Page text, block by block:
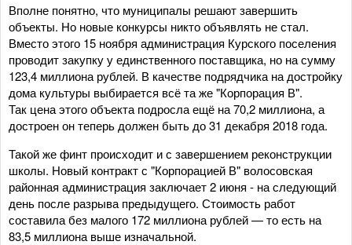
Вполне понятно, что муниципалы решают завершить
объекты. Но новые конкурсы никто объявлять не стал.
Вместо этого 15 ноября администрация Курского поселения
проводит закупку у единственного поставщика, но на сумму
123,4 миллиона рублей. В качестве подрядчика на достройку
дома культуры выбирается всё та же "Корпорация В".
Так цена этого объекта подросла ещё на 70,2 миллиона, а
достроен он теперь должен быть до 31 декабря 2018 года.
Такой же финт происходит и с завершением реконструкции
школы. Новый контракт с "Корпорацией В" волосовская
районная администрация заключает 2 июня - на следующий
день после разрыва предыдущего. Стоимость работ
составила без малого 172 миллиона рублей — то есть на
83,5 миллиона выше изначальной.